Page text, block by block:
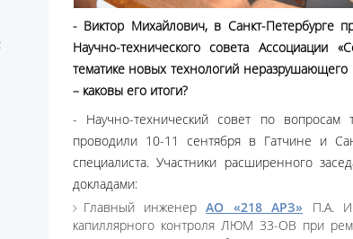
- Виктор Михайлович, в Санкт-Петербурге
Научно-технического совета Ассоциации
тематике новых технологий
– каковы его итоги?
- Научно-технический совет по вопросам
проводили 10-11 сентября в Гатчине и
специалиста. Участники расширенного
докладами:
Главный инженерАО «218 АРЗ» П.А.
капиллярного контроля ЛЮМ 33-ОВ при